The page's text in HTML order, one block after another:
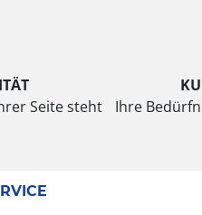
Seite steht
Ihre